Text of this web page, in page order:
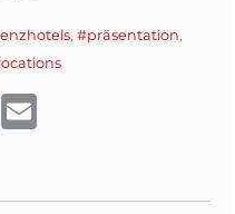
, #präsentation,
XING